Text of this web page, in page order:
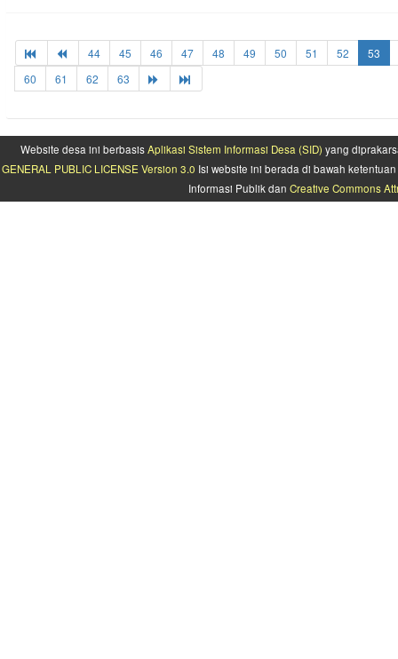
44 45 46 47 48 49 50 51 52
53
60
61 62 63
Website desa ini berbasisAplikasi Sistem Informasi Desa (SID) yang
GENERAL PUBLIC LICENSE Version 3.0 Isi website ini berada di bawah
Informasi Publik dan Creative Commons